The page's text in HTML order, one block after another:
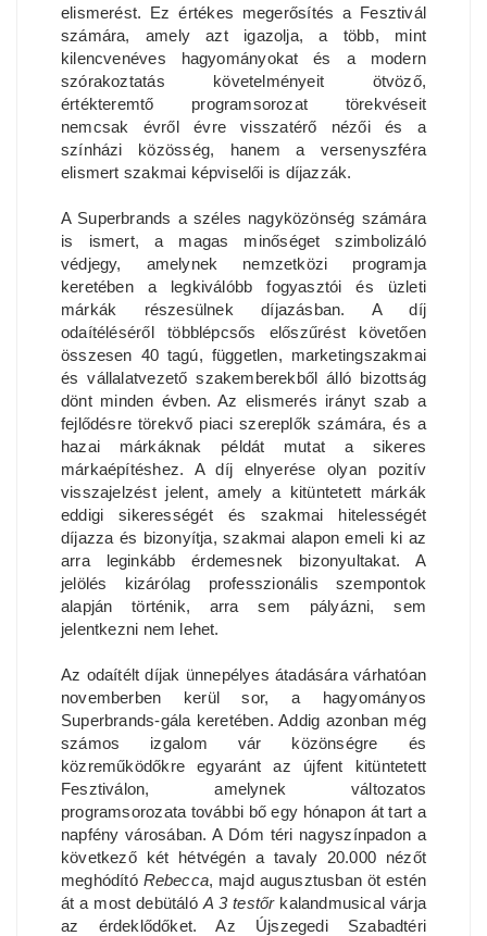
elismerést. Ez értékes megerősítés a Fesztivál
számára, amely azt igazolja, a több, mint
kilencvenéves hagyományokat és a modern
szórakoztatás követelményeit ötvöző,
értékteremtő programsorozat törekvéseit
nemcsak évről évre visszatérő nézői és a
színházi közösség, hanem a versenyszféra
elismert szakmai képviselői is díjazzák.
A Superbrands a széles nagyközönség számára
is ismert, a magas minőséget szimbolizáló
védjegy, amelynek nemzetközi programja
keretében a legkiválóbb fogyasztói és üzleti
márkák részesülnek díjazásban. A díj
odaítéléséről többlépcsős előszűrést követően
összesen 40 tagú, független, marketingszakmai
és vállalatvezető szakemberekből álló bizottság
dönt minden évben. Az elismerés irányt szab a
fejlődésre törekvő piaci szereplők számára, és a
hazai márkáknak példát mutat a sikeres
márkaépítéshez. A díj elnyerése olyan pozitív
visszajelzést jelent, amely a kitüntetett márkák
eddigi sikerességét és szakmai hitelességét
díjazza és bizonyítja, szakmai alapon emeli ki az
arra leginkább érdemesnek bizonyultakat. A
jelölés kizárólag professzionális szempontok
alapján történik, arra sem pályázni, sem
jelentkezni nem lehet.
Az odaítélt díjak ünnepélyes átadására várhatóan
novemberben kerül sor, a hagyományos
Superbrands-gála keretében. Addig azonban még
számos izgalom vár közönségre és
közreműködőkre egyaránt az újfent kitüntetett
Fesztiválon, amelynek változatos
programsorozata további bő egy hónapon át tart a
napfény városában. A Dóm téri nagyszínpadon a
következő két hétvégén a tavaly 20.000 nézőt
meghódító Rebecca, majd augusztusban öt estén
át a most debütáló A 3 testőrkalandmusical várja
az érdeklődőket. Az Újszegedi Szabadtéri